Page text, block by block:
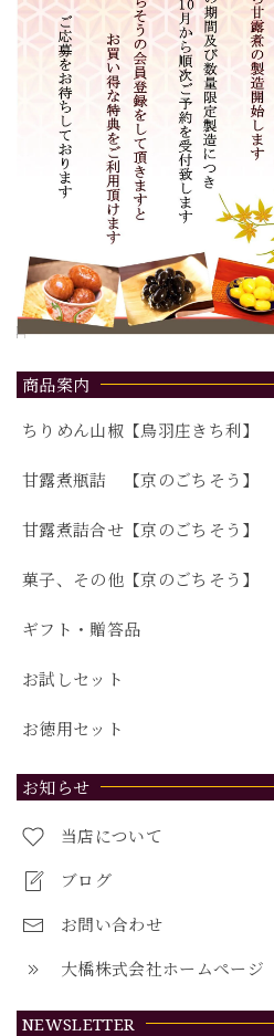
商品案内
ちりめん山椒【鳥羽庄きち利】
甘露煮瓶詰 【京のごちそう】
甘露煮詰合せ【京のごちそう】
菓子、その他【京のごちそう】
ギフト・贈答品
お試しセット
お徳用セット
お知らせ
当店について
ブログ
お問い合わせ
大橋株式会社ホームページ
NEWSLETTER